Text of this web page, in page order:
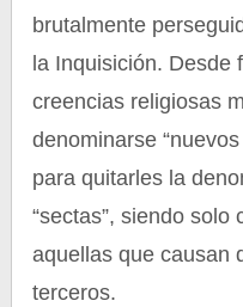
brutalmente
la Inquisición. Desde
creencias religiosas
denominarse
para quitarles la
“sectas”, siendo
aquellas que causan
terceros.